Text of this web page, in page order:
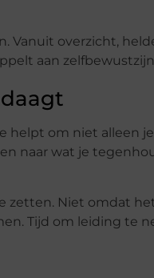
Vanuit overzicht,
aan
helpt om niet alleen
naar wat je
Niet omdat
Tijd om leiding te